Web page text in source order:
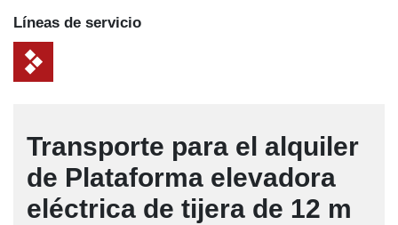
Líneas de servicio
Transporte para el alquiler
de Plataforma elevadora
eléctrica de tijera de 12 m